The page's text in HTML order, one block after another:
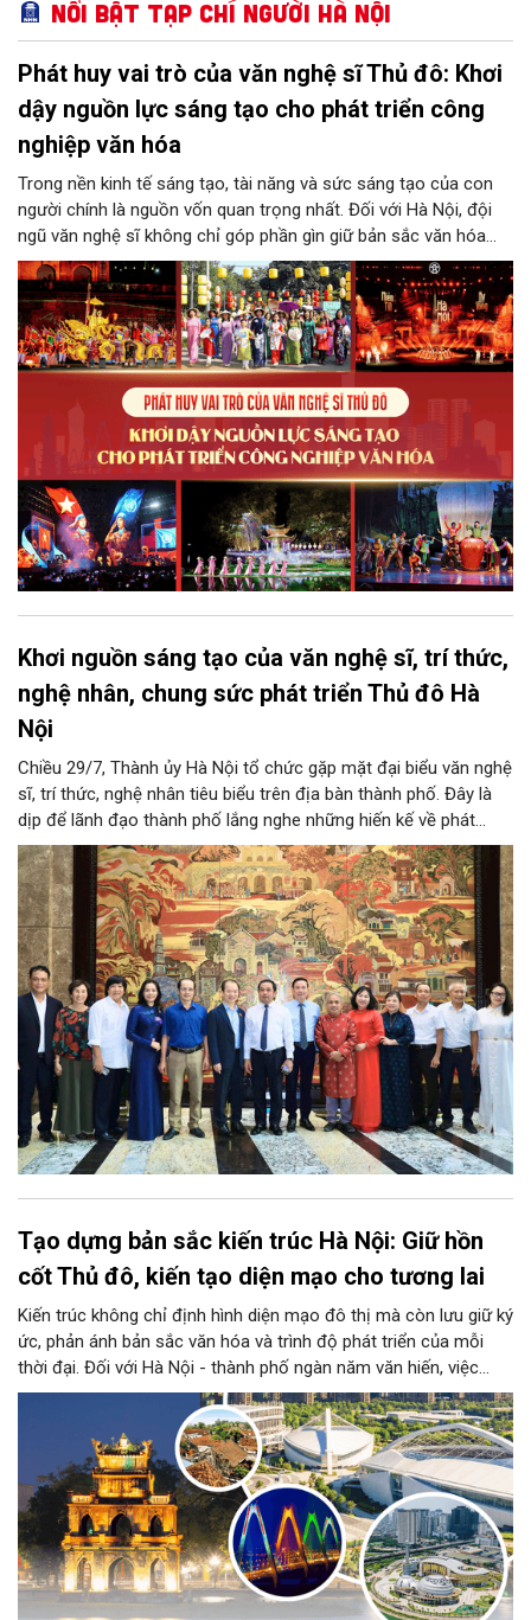
Nổi bật Tạp chí Người Hà Nội
Phát huy vai trò của văn nghệ sĩ Thủ đô: Khơi
dậy nguồn lực sáng tạo cho phát triển công
nghiệp văn hóa
Trong nền kinh tế sáng tạo, tài năng và sức sáng tạo của con
người chính là nguồn vốn quan trọng nhất. Đối với Hà Nội, đội
ngũ văn nghệ sĩ không chỉ góp phần gìn giữ bản sắc văn hóa
mà còn giữ vai trò trung tâm trong quá trình hình thành các sản
phẩm công nghiệp văn hóa có giá trị. Khơi dậy, phát huy và tạo
điều kiện để nguồn lực sáng tạo ấy phát triển sẽ là “chìa khóa”
để Hà Nội khai thác hiệu quả tiềm năng văn hóa, nâng cao năng
lực cạnh tranh và khẳng định vị thế của một trung tâm sáng tạo
trong kỷ nguyên mới.
Khơi nguồn sáng tạo của văn nghệ sĩ, trí thức,
nghệ nhân, chung sức phát triển Thủ đô Hà
Nội
Chiều 29/7, Thành ủy Hà Nội tổ chức gặp mặt đại biểu văn nghệ
sĩ, trí thức, nghệ nhân tiêu biểu trên địa bàn thành phố. Đây là
dịp để lãnh đạo thành phố lắng nghe những hiến kế về phát
triển khoa học công nghệ, đổi mới sáng tạo, công nghiệp văn
hóa và phát huy nguồn lực con người, góp phần tạo động lực
mới cho sự phát triển nhanh, bền vững của Thủ đô.
Tạo dựng bản sắc kiến trúc Hà Nội: Giữ hồn
cốt Thủ đô, kiến tạo diện mạo cho tương lai
Kiến trúc không chỉ định hình diện mạo đô thị mà còn lưu giữ ký
ức, phản ánh bản sắc văn hóa và trình độ phát triển của mỗi
thời đại. Đối với Hà Nội - thành phố ngàn năm văn hiến, việc
kiến tạo những công trình mới hài hòa với không gian lịch sử,
đồng thời phát huy vai trò của đội ngũ kiến trúc sư trong bảo
tồn và sáng tạo, là yêu cầu quan trọng để xây dựng Thủ đô
"Văn hiến - Văn minh - Hiện đại", đáp ứng yêu cầu phát triển
trong thời kỳ mới.